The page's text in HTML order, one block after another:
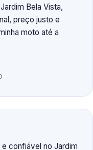
Bela Vista,
preço justo e
moto até a
confiável no Jardim